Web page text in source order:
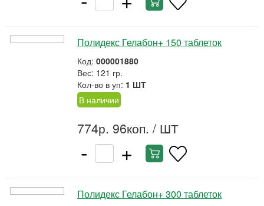
Полидекс Гелабон+ 150 таблеток
Код: 000001880
Вес: 121 гр.
Кол-во в уп: 1 ШТ
В наличии
774р. 96коп. / ШТ
- +
Полидекс Гелабон+ 300 таблеток